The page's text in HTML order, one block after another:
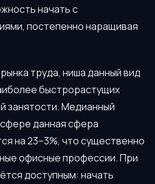
начать с
постепенно наращивая
труда, ниша данный вид
быстрорастущих
занятости. Медианный
данная сфера
на 23–3%, что существенно
офисные профессии. При
доступным: начать